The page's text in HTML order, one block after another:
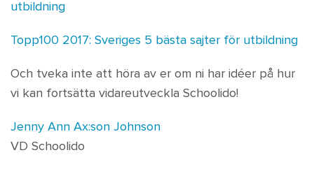
utbildning
Topp100 2017: Sveriges 5 bästa sajter för utbildning
Och tveka inte att höra av er om ni har idéer på hur
vi kan fortsätta vidareutveckla Schoolido!
Jenny Ann Ax:son Johnson
VD Schoolido